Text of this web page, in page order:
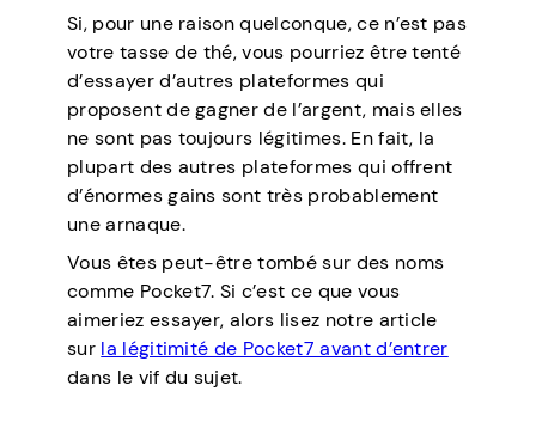
Si, pour une raison quelconque, ce n’est pas
votre tasse de thé, vous pourriez être tenté
d’essayer d’autres plateformes qui
proposent de gagner de l’argent, mais elles
ne sont pas toujours légitimes. En fait, la
plupart des autres plateformes qui offrent
d’énormes gains sont très probablement
une arnaque.
Vous êtes peut-être tombé sur des noms
comme Pocket7. Si c’est ce que vous
aimeriez essayer, alors lisez notre article
sur la légitimité de Pocket7 avant d’entrer
dans le vif du sujet.